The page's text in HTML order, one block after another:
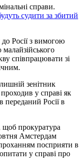
справи.
судити за збитий
Росії з вимогою
малайзійського
співпрацювати зі
зенітник
у справі як
переданий Росії в
щоб прокуратура
Амстердам
посприяти в
у справі про